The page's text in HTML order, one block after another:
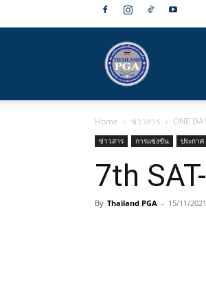
กีฬา
กอล์ฟ
Home ข่าวสาร ONE
ข่าวสาร การแข่งขัน ประกาศ
7th
By Thailand PGA - 15/11/2021